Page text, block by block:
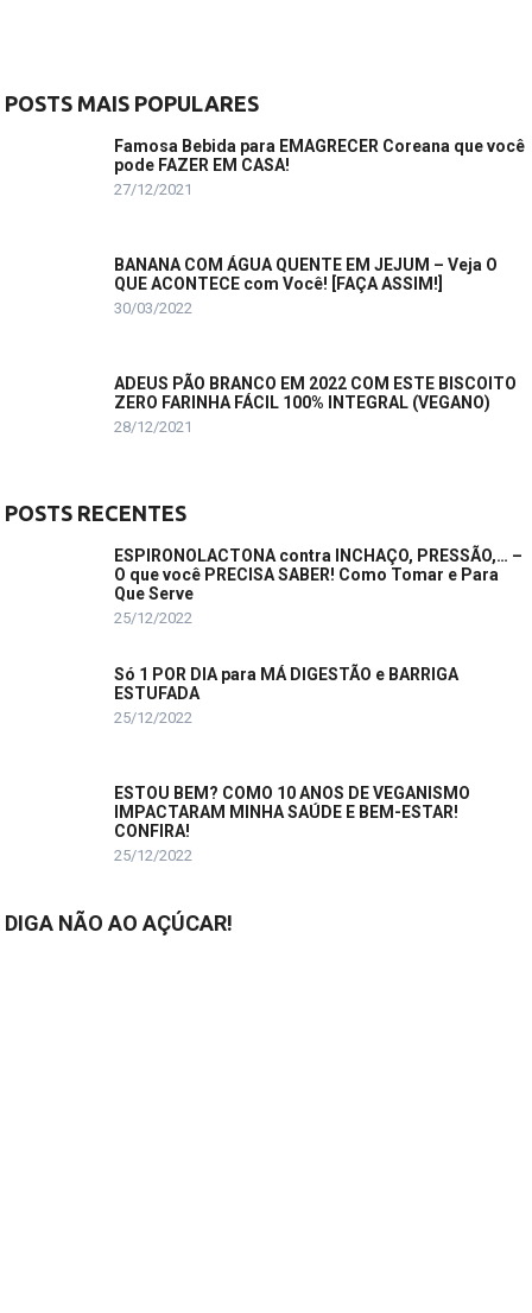
POSTS MAIS POPULARES
Famosa Bebida para EMAGRECER Coreana que você
pode FAZER EM CASA!
27/12/2021
BANANA COM ÁGUA QUENTE EM JEJUM – Veja O
QUE ACONTECE com Você! [FAÇA ASSIM!]
30/03/2022
ADEUS PÃO BRANCO EM 2022 COM ESTE BISCOITO
ZERO FARINHA FÁCIL 100% INTEGRAL (VEGANO)
28/12/2021
POSTS RECENTES
ESPIRONOLACTONA contra INCHAÇO, PRESSÃO,… –
O que você PRECISA SABER! Como Tomar e Para
Que Serve
25/12/2022
Só 1 POR DIA para MÁ DIGESTÃO e BARRIGA
ESTUFADA
25/12/2022
ESTOU BEM? COMO 10 ANOS DE VEGANISMO
IMPACTARAM MINHA SAÚDE E BEM-ESTAR!
CONFIRA!
25/12/2022
DIGA NÃO AO AÇÚCAR!